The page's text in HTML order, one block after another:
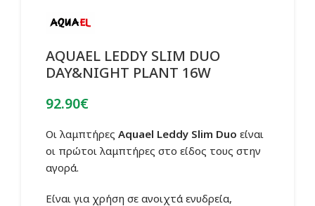
AQUAEL LEDDY SLIM DUO
DAY&NIGHT PLANT 16W
92.90€
Οι λαμπτήρες Aquael Leddy Slim Duo είναι
οι πρώτοι λαμπτήρες στο είδος τους στην
αγορά.
Είναι για χρήση σε ανοιχτά ενυδρεία,